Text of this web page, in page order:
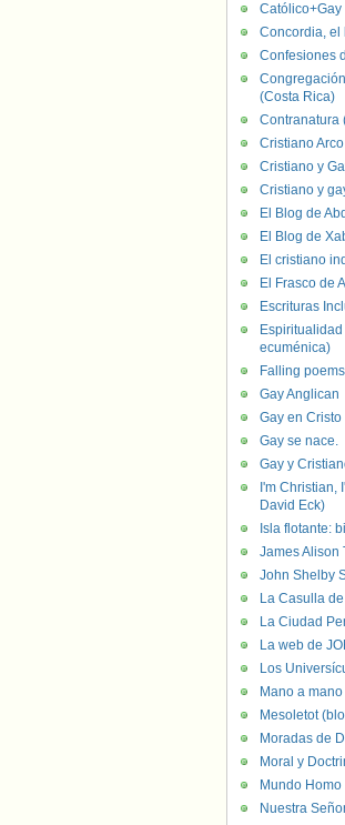
Católico+Gay
Concordia, el
Confesiones
(Costa Rica)
Contranatura
Cristiano
Cristiano y
Cristiano y
El Blog de
El Blog de
El cristiano
El Frasco de
Escrituras
ecuménica)
Falling poems
Gay Anglican
Gay en Cristo
Gay se nace.
Gay y
I'm Christian,
David Eck)
Isla flotante:
James Alison
John Shelby
La Casulla
La Ciudad
La web de
Los
Mano a
Mesoletot
Moradas de
Moral y
Mundo Homo
Nuestra